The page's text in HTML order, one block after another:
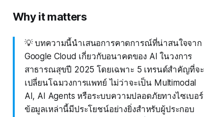
Why it matters
💡 บทความนี้นำเสนอการคาดการณ์ที่น่าสนใจจาก
Google Cloud เกี่ยวกับอนาคตของ AI ในวงการ
สาธารณสุขปี 2025 โดยเฉพาะ 5 เทรนด์สำคัญที่จะ
เปลี่ยนโฉมวงการแพทย์ ไม่ว่าจะเป็น Multimodal
AI, AI Agents หรือระบบความปลอดภัยทางไซเบอร์
ข้อมูลเหล่านี้มีประโยชน์อย่างยิ่งสำหรับผู้ประกอบ